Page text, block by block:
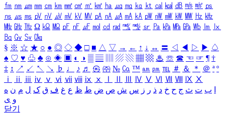
㎙ ㎚ ㎛ ㎜ ㎝ ㎞ ㎟ ㎠ ㎡ ㎢ ㏊ ㎍ ㎎ ㎏ ㏏ ㎈ ㎉ ㏈ ㎧ ㎨ ㎰
㎱ ㎲ ㎳ ㎴ ㎵ ㎶ ㎷ ㎸ ㎹ ㎀ ㎁ ㎂ ㎃ ㎄ ㎺ ㎻ ㎽ ㎾ ㎿ ㎐ ㎑
㎒ ㎓ ㎔ Ω ㏀ ㏁ ㎊ ㎋ ㎌ ㏖ ㏅ ㎭ ㎮ ㎯ ㏛ ㎩ ㎪ ㎫ ㎬ ㏝ ㏐
㏓
㏃ ㏉ ㏜ ㏆
§ ※ ☆ ★ ○ ● ◎ ◇ ◆ □ ■ △ ▽ → ← ↑ ↓ ↔ 〓 ◁ ◀ ▷ ▶ ♤
♠ ♡ ♥ ♧ ♣ ⊙ ◈ ▣ ◐ ◑ ▒ ▤ ▨ ▧ ▦ ▩ ♨ ☏ ☎ ☜ ☞ ¶ †
‡ ↕ ↗ ↙ ↖ ↘ ♭ ♩ ♪ ♬ ㉿ ㈜ № ㏇ ™ ㏂ ㏘ ℡ ＃ ＆ ＊ ＠ ª º
ⅰ
ⅱ ⅲ ⅳ ⅴ ⅵ ⅶ ⅷ ⅸ ⅹ Ⅳ Ⅴ Ⅵ Ⅶ Ⅷ Ⅸ Ⅹ
ب ت ث ج ح خ د ذ ر ز س ش ص ض ط ظ ع غ ف ق ک ل م ن ه
و ی
닫기